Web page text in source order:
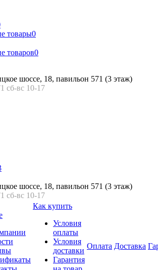
товары0
товаров0
шоссе, 18, павильон 571 (3 этаж)
сб-вс 10-17
шоссе, 18, павильон 571 (3 этаж)
сб-вс 10-17
Как купить
Условия
оплаты
Условия
доставки
Гарантия
Оплата Доставка